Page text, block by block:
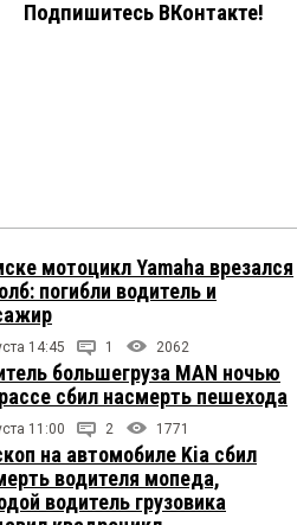
Подпишитесь ВКонтакте!
мотоцикл Yamaha врезался
погибли водитель и
14:45 1 2062
большегруза MAN ночью
сбил насмерть пешехода
11:00 2 1771
на автомобиле Kia сбил
водителя мопеда,
водитель грузовика